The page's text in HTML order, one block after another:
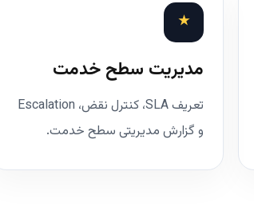
★
مدیریت سطح خدمت
تعریف SLA، کنترل نقض، Escalation
و گزارش مدیریتی سطح خدمت.